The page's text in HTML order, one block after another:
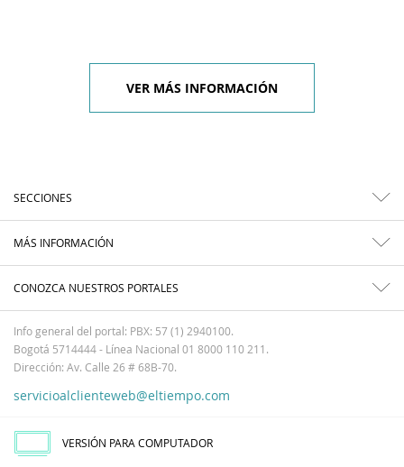
VER MÁS INFORMACIÓN
SECCIONES
MÁS INFORMACIÓN
CONOZCA NUESTROS PORTALES
Info general del portal: PBX: 57 (1) 2940100.
Bogotá 5714444 - Línea Nacional 01 8000 110 211.
Dirección: Av. Calle 26 # 68B-70.
servicioalclienteweb@eltiempo.com
VERSIÓN PARA COMPUTADOR